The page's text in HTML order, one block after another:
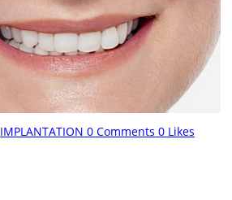
IMPLANTATION 0 Comments 0 Likes